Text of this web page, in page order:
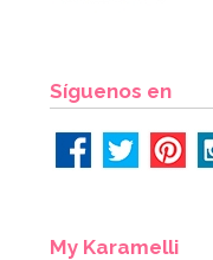
Síguenos en
My Karamelli